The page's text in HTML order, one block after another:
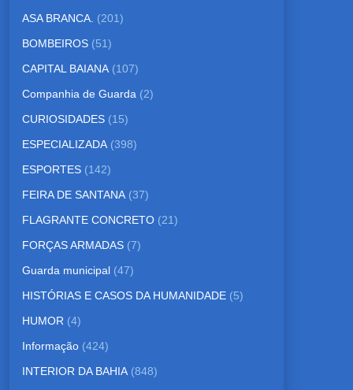
ASA BRANCA. (201)
BOMBEIROS (51)
CAPITAL BAIANA (107)
Companhia de Guarda (2)
CURIOSIDADES (15)
ESPECIALIZADA (398)
ESPORTES (142)
FEIRA DE SANTANA (37)
FLAGRANTE CONCRETO (21)
FORÇAS ARMADAS (7)
Guarda municipal (47)
HISTÓRIAS E CASOS DA HUMANIDADE (5)
HUMOR (4)
Informação (424)
INTERIOR DA BAHIA (848)